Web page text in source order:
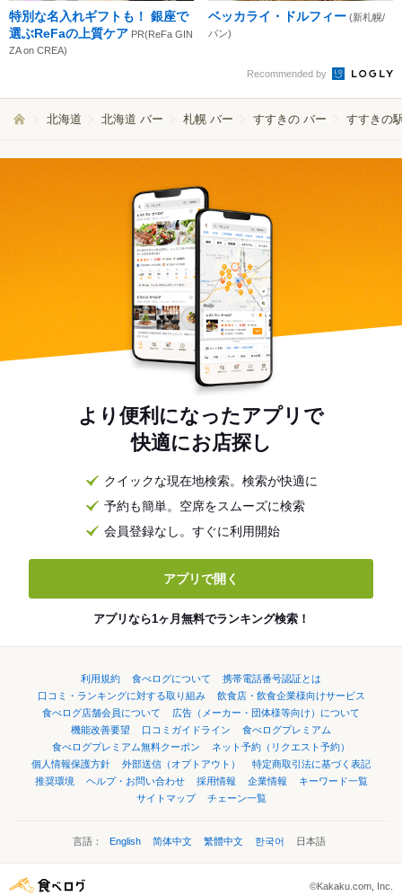
特別な名入れギフトも！ 銀座で
選ぶReFaの上質ケア PR(ReFa GIN
ZA on CREA)
ベッカライ・ドルフィー (新札幌/
パン)
Recommended by
北海道 北海道 バー 札幌 バー すすきの バー すすきの
より便利になったアプリで
快適にお店探し
クイックな現在地検索。検索が快適に
予約も簡単。空席をスムーズに検索
会員登録なし。すぐに利用開始
アプリで開く
アプリなら1ヶ月無料でランキング検索！
利用規約 食べログについて
携帯電話番号認証とは
口コミ・ランキングに対する取り組み
飲食店・飲食企業様向けサービス
食べログ店舗会員について
広告（メーカー・団体様等向け）について
機能改善要望
口コミガイドライン
食べログプレミアム
食べログプレミアム無料クーポン
ネット予約（リクエスト予約）
個人情報保護方針
外部送信（オプトアウト）
特定商取引法に基づく表記
推奨環境
ヘルプ・お問い合わせ 採用情報 企業情報
キーワード一覧
サイトマップ
チェーン一覧
言語： English 简体中文 繁體中文 한국어 日本語
©Kakaku.com, Inc.